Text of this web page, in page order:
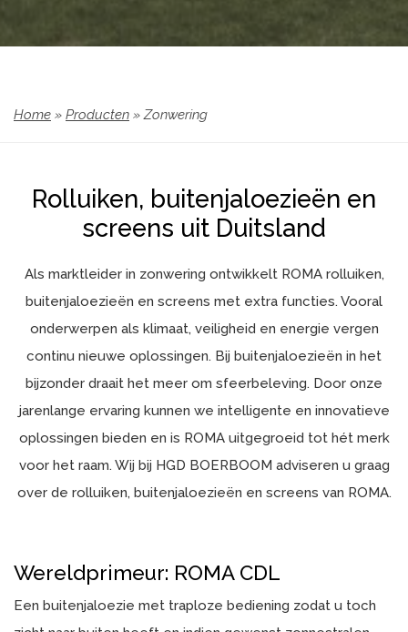
Home » Producten »Zonwering
Rolluiken, buitenjaloezieën en
screens uit Duitsland
Als marktleider in zonwering ontwikkelt ROMA rolluiken,
buitenjaloezieën en screens met extra functies. Vooral
onderwerpen als klimaat, veiligheid en energie vergen
continu nieuwe oplossingen. Bij buitenjaloezieën in het
bijzonder draait het meer om sfeerbeleving. Door onze
jarenlange ervaring kunnen we intelligente en innovatieve
oplossingen bieden en is ROMA uitgegroeid tot hét merk
voor het raam. Wij bij HGD BOERBOOM adviseren u graag
over de rolluiken, buitenjaloezieën en screens van ROMA.
Wereldprimeur: ROMA CDL
Een buitenjaloezie met traploze bediening zodat u toch